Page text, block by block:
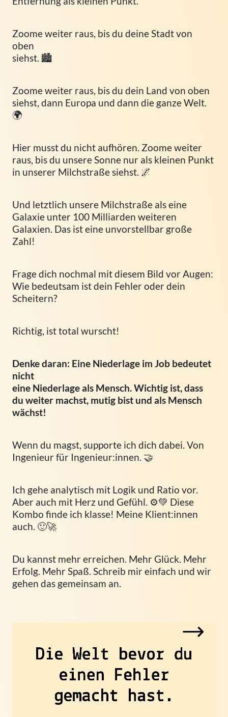
Zoome weiter raus, bis du deine Stadt von
oben
siehst. 🏙️
Zoome weiter raus, bis du dein Land von oben
siehst, dann Europa und dann die ganze Welt.
🌍
Hier musst du nicht aufhören. Zoome weiter
raus, bis du unsere Sonne nur als kleinen Punkt
in unserer Milchstraße siehst. 🌌
Und letztlich unsere Milchstraße als eine
Galaxie unter 100 Milliarden weiteren
Galaxien. Das ist eine unvorstellbar große
Zahl!
Frage dich nochmal mit diesem Bild vor Augen:
Wie bedeutsam ist dein Fehler oder dein
Scheitern?
Richtig, ist total wurscht!
Denke daran: Eine Niederlage im Job bedeutet
nicht
eine Niederlage als Mensch. Wichtig ist, dass
du weiter machst, mutig bist und als Mensch
wächst!
Wenn du magst, supporte ich dich dabei. Von
Ingenieur für Ingenieur:innen. 🤝
Ich gehe analytisch mit Logik und Ratio vor.
Aber auch mit Herz und Gefühl. ⚙️💚 Diese
Kombo finde ich klasse! Meine Klient:innen
auch. 🙂🚀
Du kannst mehr erreichen. Mehr Glück. Mehr
Erfolg. Mehr Spaß. Schreib mir einfach und wir
gehen das gemeinsam an.